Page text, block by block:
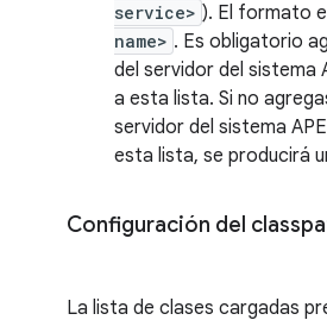
service> ). El formato
name> . Es obligatorio
del servidor del sistema
a esta lista. Si no
servidor del sistema
esta lista, se producirá
Configuración del
La lista de clases cargadas